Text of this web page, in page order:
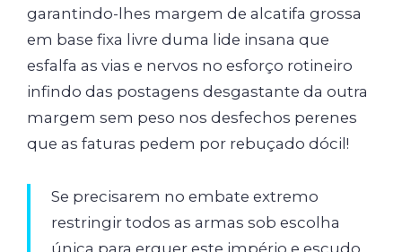
garantindo-lhes margem de alcatifa grossa
em base fixa livre duma lide insana que
esfalfa as vias e nervos no esforço rotineiro
infindo das postagens desgastante da outra
margem sem peso nos desfechos perenes
que as faturas pedem por rebuçado dócil!
Se precisarem no embate extremo
restringir todos as armas sob escolha